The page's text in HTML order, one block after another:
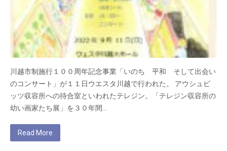
川越市制施行１００周年記念事業「いのち 平和 そして出会い
のコンサート」が１１日ウエスタ川越で行われた。 アウシュビ
ッツ収容所への待合室といわれたテレジン。「テレジン収容所の
幼い画家たち展」を３０年間…
Read More